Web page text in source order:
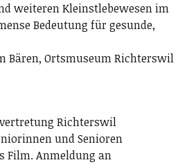
weiteren Kleinstlebewesen im
Bedeutung für gesunde,
Bären, Ortsmuseum Richterswil
Richterswil
und Senioren
Film. Anmeldung an